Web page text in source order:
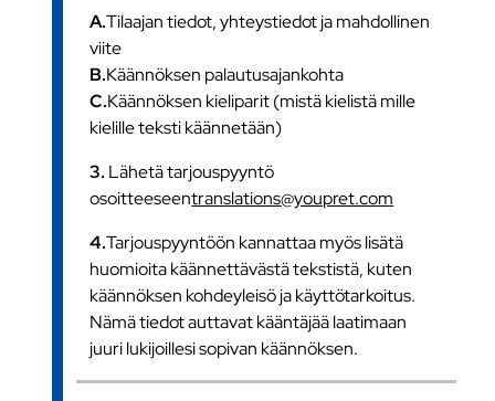
A.Tilaajan tiedot, yhteystiedot ja mahdollinen
viite
B.Käännöksen palautusajankohta
C.Käännöksen kieliparit (mistä kielistä mille
kielille teksti käännetään)
3. Lähetä tarjouspyyntö
osoitteeseentranslations@youpret.com
4.Tarjouspyyntöön kannattaa myös lisätä
huomioita käännettävästä tekstistä, kuten
käännöksen kohdeyleisö ja käyttötarkoitus.
Nämä tiedot auttavat kääntäjää laatimaan
juuri lukijoillesi sopivan käännöksen.